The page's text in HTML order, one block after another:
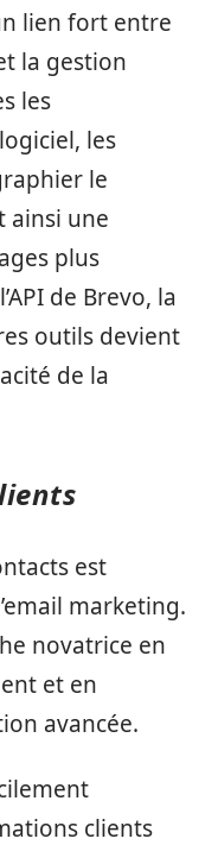
lien fort entre
la gestion
les
les
le
ainsi une
plus
de Brevo, la
outils devient
de la
est
marketing.
novatrice en
et en
avancée.
clients